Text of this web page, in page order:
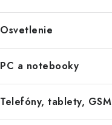
Osvetlenie
PC a notebooky
Telefóny, tablety, GSM